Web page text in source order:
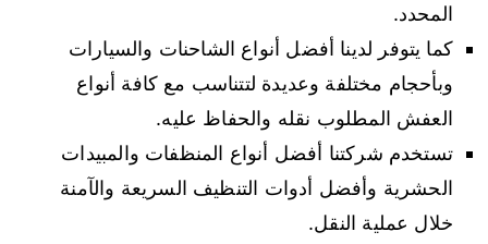
المحدد.
كما يتوفر لدينا أفضل أنواع الشاحنات والسيارات
وبأحجام مختلفة وعديدة لتتناسب مع كافة أنواع
العفش المطلوب نقله والحفاظ عليه.
تستخدم شركتنا أفضل أنواع المنظفات والمبيدات
الحشرية وأفضل أدوات التنظيف السريعة والآمنة
خلال عملية النقل.